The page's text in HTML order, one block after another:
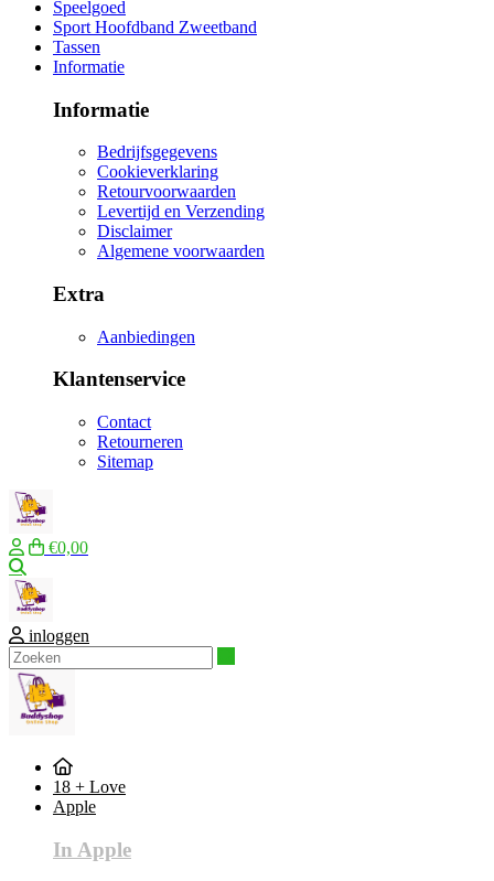
Speelgoed
Sport Hoofdband Zweetband
Tassen
Informatie
Informatie
Bedrijfsgegevens
Cookieverklaring
Retourvoorwaarden
Levertijd en Verzending
Disclaimer
Algemene voorwaarden
Extra
Aanbiedingen
Klantenservice
Contact
Retourneren
Sitemap
€0,00
inloggen
18 + Love
Apple
In Apple